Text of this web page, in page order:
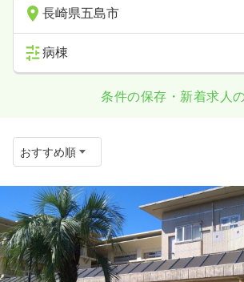
長崎県五島市
病棟
条件の保存・新着求人